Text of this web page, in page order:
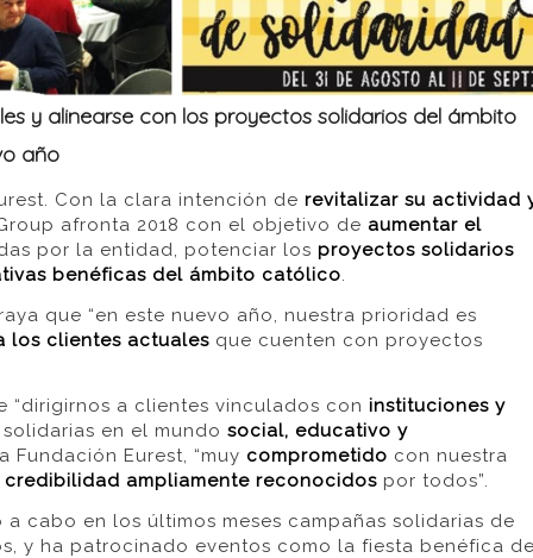
y alinearse con los proyectos solidarios del ámbito
año
Con la clara intención de revitalizar su actividad
afronta 2018 con el objetivo de aumentar el
por la entidad, potenciar los proyectos solidarios
benéficas del ámbito católico.
que “en este nuevo año, nuestra prioridad es
los clientes actuales que cuenten con proyectos
“dirigirnos a clientes vinculados con instituciones y
en el mundo social, educativo y
Fundación Eurest, “muy comprometido con nuestra
credibilidad ampliamente reconocidos por todos”.
cabo en los últimos meses campañas solidarias de
y ha patrocinado eventos como la fiesta benéfica